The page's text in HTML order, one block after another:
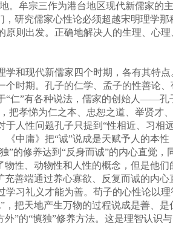
。牟宗三作为港台地区现代新儒家
研究儒家心性论必须超越宋明理学
则出发。正确地解决人的生理、心
和现代新儒家四个时期，各有其特点
期。孔子的仁学、孟子的性善论、
“仁”有各种说法，儒家的创始人——
把孝悌为仁之本、忠恕之道、举贤
人性问题孔子只提到“性相近、习
中庸》把“诚”说成是天赋予人的本
”的修养达到“反身而诚”的内心直觉
性、动物性和人性的概念，但是他
善端通过养心寡欲、反复而诚的内
习礼义才能为善。荀子的心性论以
把天地产生万物的过程说成是善、
”的“慎独”修养方法。这是理智认